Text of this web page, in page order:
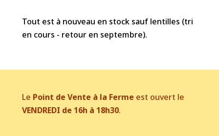
Tout est à nouveau en stock sauf lentilles (tri
en cours - retour en septembre).
Le Point de Vente à la Ferme est ouvert le
VENDREDI de 16h à 18h30.